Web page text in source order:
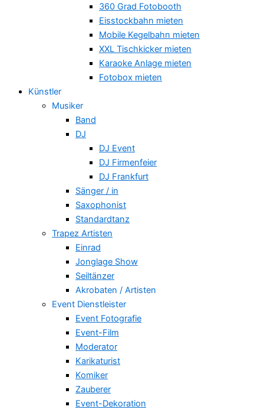
360 Grad Fotobooth
Eisstockbahn mieten
Mobile Kegelbahn mieten
XXL Tischkicker mieten
Karaoke Anlage mieten
Fotobox mieten
Künstler
Musiker
Band
DJ
DJ Event
DJ Firmenfeier
DJ Frankfurt
Sänger / in
Saxophonist
Standardtanz
Trapez Artisten
Einrad
Jonglage Show
Seiltänzer
Akrobaten / Artisten
Event Dienstleister
Event Fotografie
Event-Film
Moderator
Karikaturist
Komiker
Zauberer
Event-Dekoration